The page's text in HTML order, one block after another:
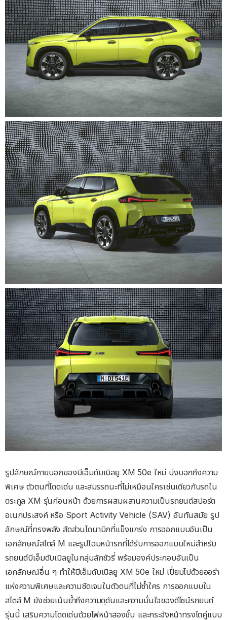
รูปลักษณ์ภายนอกของบีเอ็มดับเบิลยู XM 50e ใหม่ บ่งบอกถึงความ
พิเศษ ตัวตนที่โดดเด่น และสมรรถนะที่ไม่เหมือนใครเช่นเดียวกับรถใน
ตระกูล XM รุ่นก่อนหน้า ด้วยการผสมผสานความเป็นรถยนต์สปอร์ต
อเนกประสงค์ หรือ Sport Activity Vehicle (SAV) อันทันสมัย รูป
ลักษณ์ที่ทรงพลัง สัดส่วนไดนามิกที่แข็งแกร่ง การออกแบบอันเป็น
เอกลักษณ์สไตล์ M และรูปโฉมหน้ารถที่ได้รับการออกแบบใหม่สำหรับ
รถยนต์บีเอ็มดับเบิลยูในกลุ่มลักชัวรี่ พร้อมองค์ประกอบอันเป็น
เอกลักษณ์อื่น ๆ ทำให้บีเอ็มดับเบิลยู XM 50e ใหม่ เปี่ยมไปด้วยออร่า
แห่งความพิเศษและความชัดเจนในตัวตนที่ไม่ซ้ำใคร การออกแบบใน
สไตล์ M ยังช่วยเน้นย้ำถึงความดุดันและความมั่นใจของดีไซน์รถยนต์
รุ่นนี้ เสริมความโดดเด่นด้วยไฟหน้าสองชั้น และกระจังหน้าทรงไตคู่แบบ